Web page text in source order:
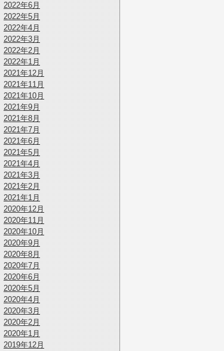
2022年6月
2022年5月
2022年4月
2022年3月
2022年2月
2022年1月
2021年12月
2021年11月
2021年10月
2021年9月
2021年8月
2021年7月
2021年6月
2021年5月
2021年4月
2021年3月
2021年2月
2021年1月
2020年12月
2020年11月
2020年10月
2020年9月
2020年8月
2020年7月
2020年6月
2020年5月
2020年4月
2020年3月
2020年2月
2020年1月
2019年12月